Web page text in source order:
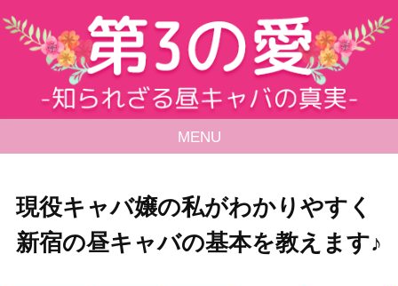
MENU
現役キャバ嬢の私がわかりやすく
新宿の昼キャバの基本を教えます♪